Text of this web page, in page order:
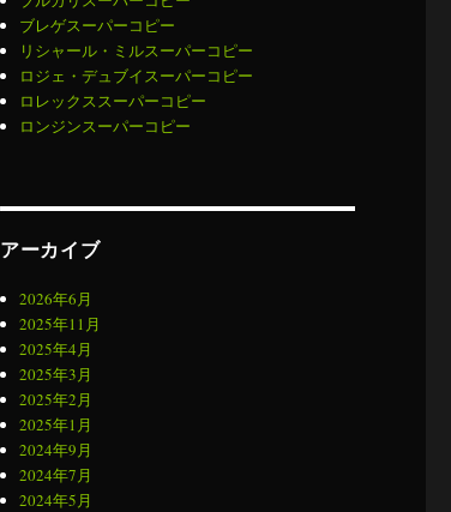
ブレゲスーパーコピー
リシャール・ミルスーパーコピー
ロジェ・デュブイスーパーコピー
ロレックススーパーコピー
ロンジンスーパーコピー
アーカイブ
2026年6月
2025年11月
2025年4月
2025年3月
2025年2月
2025年1月
2024年9月
2024年7月
2024年5月